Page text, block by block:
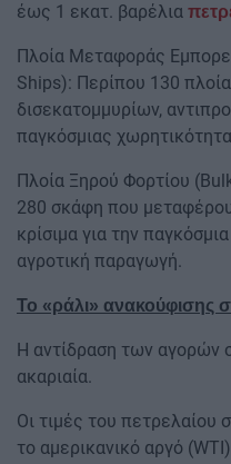
έως 1 εκατ. βαρέλια
Πλοία Μεταφοράς
Ships): Περίπου 130
δισεκατομμυρίων,
παγκόσμιας
Πλοία Ξηρού Φορτίου
280 σκάφη που
κρίσιμα για την
αγροτική παραγωγή.
Το «ράλι» ανακούφισης
Η αντίδραση των αγορών
ακαριαία.
Οι τιμές του
το αμερικανικό αργό